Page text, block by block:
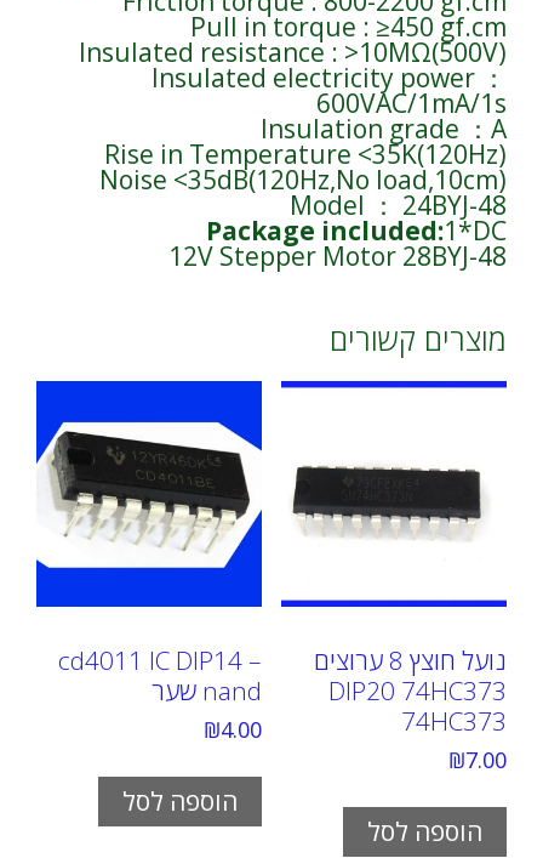
Pull in torque : ≥450 gf.cm
Insulated resistance : >10MΩ(500V)
Insulated electricity power ：
600VAC/1mA/1s
Insulation grade ：A
Rise in Temperature <35K(120Hz)
Noise <35dB(120Hz,No load,10cm)
Model ： 24BYJ-48
Package included:1*DC
12V Stepper Motor 28BYJ-48
מוצרים קשורים
נועל חוצץ 8 ערוצים
DIP20 74HC373
74HC373
₪7.00
הוספה לסל
cd4011 IC DIP14 –
nand שער
₪4.00
הוספה לסל